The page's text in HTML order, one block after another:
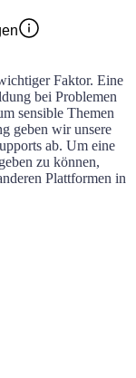
Faktor. Eine
bei Problemen
sensible Themen
geben wir unsere
ab. Um eine
zu können,
Plattformen in